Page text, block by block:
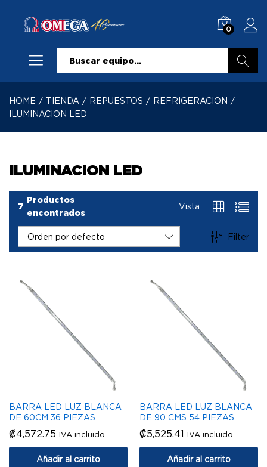
0
HOME / TIENDA / REPUESTOS / REFRIGERACION /
ILUMINACION LED
ILUMINACION LED
7
Productos
encontrados
Vista
Filter
Orden por defecto
BARRA LED LUZ BLANCA
DE 60CM 36 PIEZAS
₡4,572.75 IVA incluido
Añadir al carrito
BARRA LED LUZ BLANCA
DE 90 CMS 54 PIEZAS
₡5,525.41 IVA incluido
Añadir al carrito